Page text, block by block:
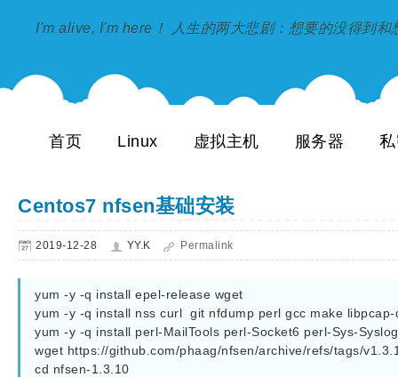
I'm alive, I'm here！ 人生的两大悲剧：想要的没得到和
首页 Linux 虚拟主机 服务器
Centos7 nfsen基础安装
2019-12-28 YY.K Permalink
yum -y -q install epel-release wget
yum -y -q install nss curl  git nfdump perl gcc make
yum -y -q install perl-MailTools perl-Socket6 perl-Sys-
wget https://github.com/phaag/nfsen/archive/refs/tags/
cd nfsen-1.3.10